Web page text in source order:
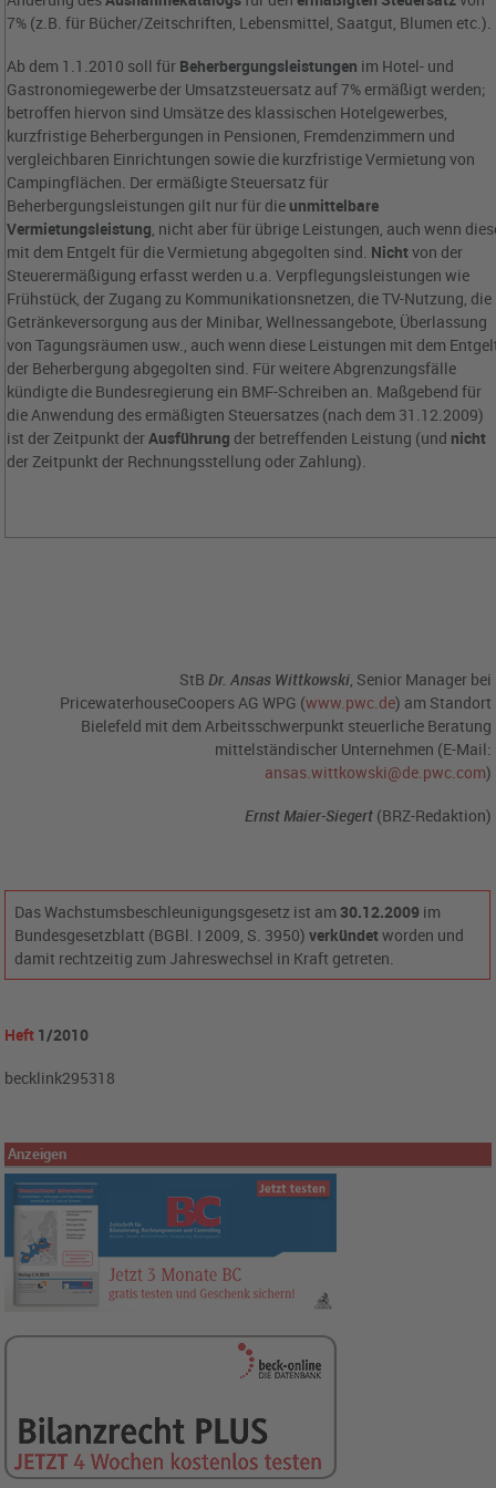
7% (z.B. für Bücher/Zeitschriften, Lebensmittel, Saatgut, Blumen etc.).
Ab dem 1.1.2010 soll für Beherbergungsleistungen im Hotel- und
Gastronomiegewerbe der Umsatzsteuersatz auf 7% ermäßigt werden;
betroffen hiervon sind Umsätze des klassischen Hotelgewerbes,
kurzfristige Beherbergungen in Pensionen, Fremdenzimmern und
vergleichbaren Einrichtungen sowie die kurzfristige Vermietung von
Campingflächen. Der ermäßigte Steuersatz für
Beherbergungsleistungen gilt nur für die unmittelbare
Vermietungsleistung, nicht aber für übrige Leistungen, auch wenn
mit dem Entgelt für die Vermietung abgegolten sind. Nichtvon der
Steuerermäßigung erfasst werden u.a. Verpflegungsleistungen wie
Frühstück, der Zugang zu Kommunikationsnetzen, die TV-Nutzung, die
Getränkeversorgung aus der Minibar, Wellnessangebote, Überlassung
von Tagungsräumen usw., auch wenn diese Leistungen mit dem
der Beherbergung abgegolten sind. Für weitere Abgrenzungsfälle
kündigte die Bundesregierung ein BMF-Schreiben an. Maßgebend für
die Anwendung des ermäßigten Steuersatzes (nach dem 31.12.2009)
ist der Zeitpunkt derAusführung der betreffenden Leistung (und nicht
der Zeitpunkt der Rechnungsstellung oder Zahlung).
StB Dr. Ansas Wittkowski, Senior Manager bei
PricewaterhouseCoopers AG WPG (www.pwc.de) am Standort
Bielefeld mit dem Arbeitsschwerpunkt steuerliche Beratung
mittelständischer Unternehmen (E-Mail:
ansas.wittkowski@de.pwc.com)
Ernst Maier-Siegert (BRZ-Redaktion)
Das Wachstumsbeschleunigungsgesetz ist am30.12.2009 im
Bundesgesetzblatt (BGBl. I 2009, S. 3950)verkündetworden und
damit rechtzeitig zum Jahreswechsel in Kraft getreten.
Heft 1/2010
becklink295318
Anzeigen